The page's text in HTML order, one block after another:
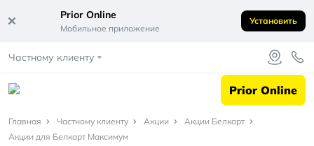
Prior Online
Мобильное приложение
Установить
Частному клиенту
Prior Online
Главная
Главная Частному клиенту Акции
Акции Белкарт
Акции для Белкарт Максимум